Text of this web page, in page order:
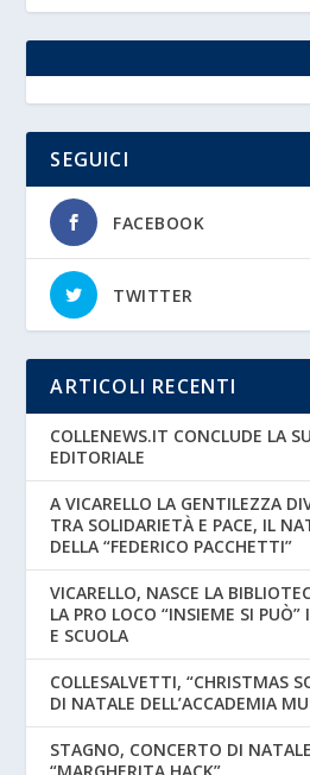
SEGUICI
FACEBOOK
TWITTER
ARTICOLI RECENTI
COLLENEWS.IT CONCLUDE LA
EDITORIALE
A VICARELLO LA GENTILEZZA
TRA SOLIDARIETÀ E PACE, IL
DELLA “FEDERICO PACCHETTI”
VICARELLO, NASCE LA
LA PRO LOCO “INSIEME SI
E SCUOLA
COLLESALVETTI, “CHRISTMAS
DI NATALE DELL’ACCADEMIA
STAGNO, CONCERTO DI